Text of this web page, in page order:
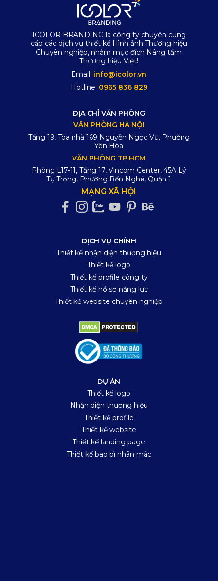
ICOLOR BRANDING là công ty chuyên cung
cấp các dịch vụ thiết kế Hình ảnh Thương hiệu
Chuyên nghiệp, nhằm mục đích Nâng tầm
Thương hiệu Việt!
Email: info@icolor.vn
Hotline: 0965 836 829
ĐỊA CHỈ VĂN PHÒNG
VĂN PHÒNG HÀ NỘI
Tầng 19, Tòa nhà 169 Nguyễn Ngọc Vũ, Phường
Yên Hòa
VĂN PHÒNG TP.HCM
Phòng L17-11, Tầng 17, Vincom Center, 45A Lý
Tự Trọng, Phường Bến Nghé, Quận 1
MẠNG XÃ HỘI
DỊCH VỤ CHÍNH
Thiết kế nhận diện thương hiệu
Thiết kế logo
Thiết kế profile công ty
Thiết kế hồ sơ năng lực
Thiết kế website chuyên nghiệp
DỰ ÁN
Thiết kế logo
Nhận diện thương hiệu
Thiết kế profile
Thiết kế website
Thiết kế landing page
Thiết kế bao bì nhãn mác